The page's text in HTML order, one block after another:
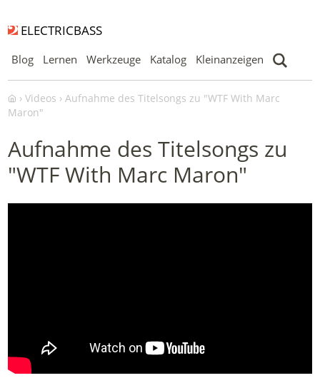
ELECTRICBASS
Blog Lernen Werkzeuge Katalog Kleinanzeigen
Videos
Aufnahme des Titelsongs zu "WTF With Marc
Maron"
Aufnahme des Titelsongs zu
"WTF With Marc Maron"